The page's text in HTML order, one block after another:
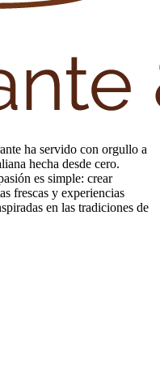
ha servido con orgullo a
hecha desde cero.
es simple: crear
frescas y experiencias
en las tradiciones de